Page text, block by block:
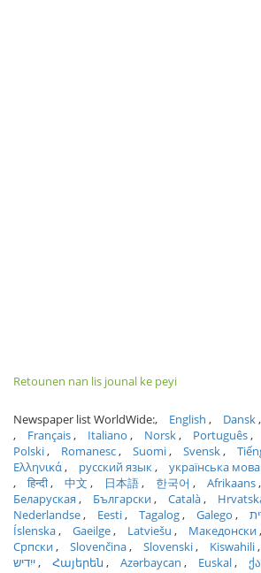
Retounen nan lis jounal ke peyi
Newspaper list WorldWide: English Dansk
Français
Italiano Norsk Português
Polski
Romanesc Suomi Svensk
Ελληνικά
русский язык українська мова
हिन्दी
中文 日本語 한국어 Afrikaans
Беларуская
Български Català
Nederlandse
Eesti Tagalog Galego
Íslenska
Gaeilge Latviešu Македонски
Српски
Slovenčina Slovenski Kiswahili
ייִדיש
Հայերեն Azərbaycan Euskal